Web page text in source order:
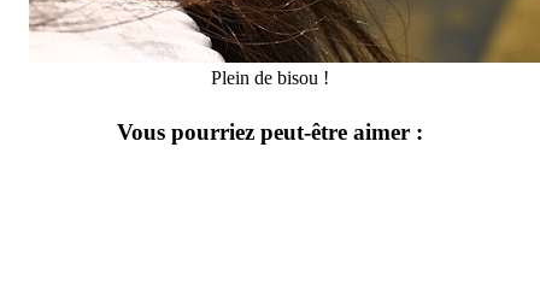
Plein de bisou !
Vous pourriez peut-être aimer :